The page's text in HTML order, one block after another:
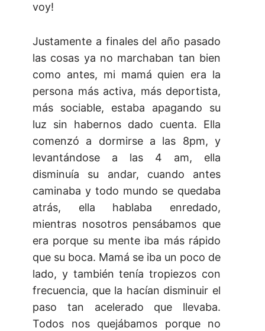
voy!
Justamente a finales del año pasado
las cosas ya no marchaban tan bien
como antes, mi mamá quien era la
persona más activa, más deportista,
más sociable, estaba apagando su
luz sin habernos dado cuenta. Ella
comenzó a dormirse a las 8pm, y
levantándose a las 4 am, ella
disminuía su andar, cuando antes
caminaba y todo mundo se quedaba
atrás, ella hablaba enredado,
mientras nosotros pensábamos que
era porque su mente iba más rápido
que su boca. Mamá se iba un poco de
lado, y también tenía tropiezos con
frecuencia, que la hacían disminuir el
paso tan acelerado que llevaba.
Todos nos quejábamos porque no